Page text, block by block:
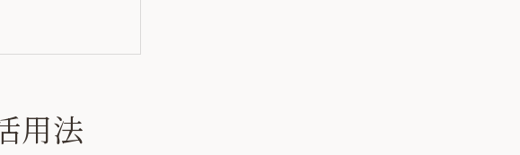
果とは
ル活用術
底ガイド
シャル体験
用法